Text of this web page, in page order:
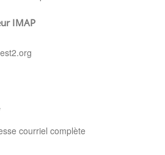
IMAP
courriel complète